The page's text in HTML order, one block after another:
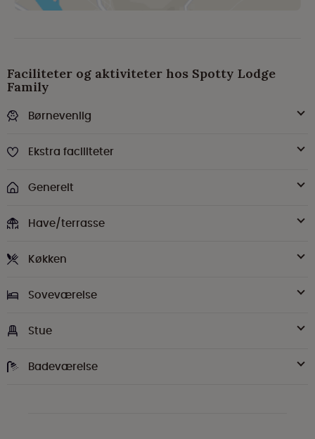
Faciliteter og aktiviteter hos Spotty Lodge
Family
Børnevenlig
Ekstra faciliteter
Generelt
Have/terrasse
Køkken
Soveværelse
Stue
Badeværelse